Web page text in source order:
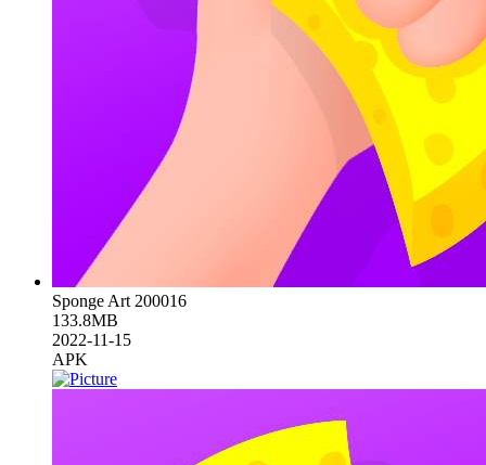
Sponge Art 200016
133.8MB
2022-11-15
APK